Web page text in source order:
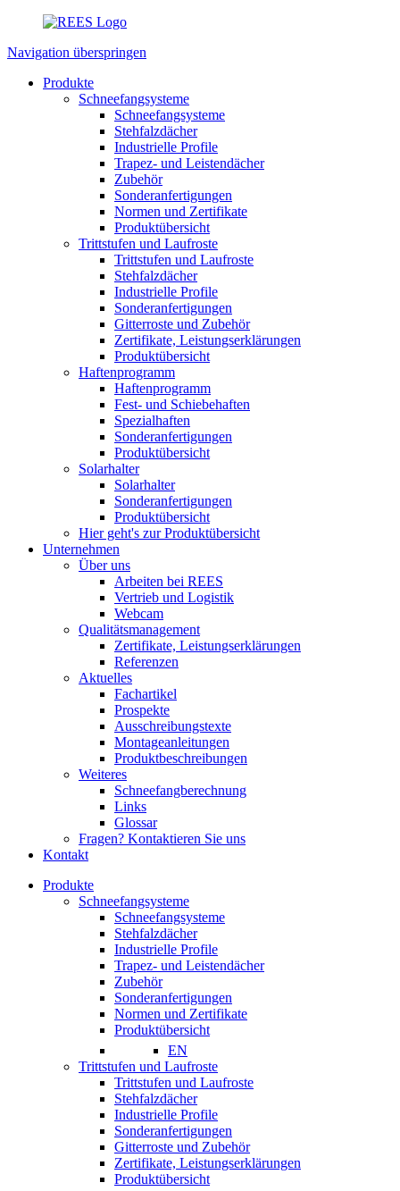
Navigation überspringen
Produkte
Schneefangsysteme
Schneefangsysteme
Stehfalzdächer
Industrielle Profile
Trapez- und Leistendächer
Zubehör
Sonderanfertigungen
Normen und Zertifikate
Produktübersicht
Trittstufen und Laufroste
Trittstufen und Laufroste
Stehfalzdächer
Industrielle Profile
Sonderanfertigungen
Gitterroste und Zubehör
Zertifikate, Leistungserklärungen
Produktübersicht
Haftenprogramm
Haftenprogramm
Fest- und Schiebehaften
Spezialhaften
Sonderanfertigungen
Produktübersicht
Solarhalter
Solarhalter
Sonderanfertigungen
Produktübersicht
Hier geht's zur Produktübersicht
Unternehmen
Über uns
Arbeiten bei REES
Vertrieb und Logistik
Webcam
Qualitätsmanagement
Zertifikate, Leistungserklärungen
Referenzen
Aktuelles
Fachartikel
Prospekte
Ausschreibungstexte
Montageanleitungen
Produktbeschreibungen
Weiteres
Schneefangberechnung
Links
Glossar
Fragen? Kontaktieren Sie uns
Kontakt
Produkte
Schneefangsysteme
Schneefangsysteme
Stehfalzdächer
Industrielle Profile
Trapez- und Leistendächer
Zubehör
Sonderanfertigungen
Normen und Zertifikate
Produktübersicht
EN
Trittstufen und Laufroste
Trittstufen und Laufroste
Stehfalzdächer
Industrielle Profile
Sonderanfertigungen
Gitterroste und Zubehör
Zertifikate, Leistungserklärungen
Produktübersicht